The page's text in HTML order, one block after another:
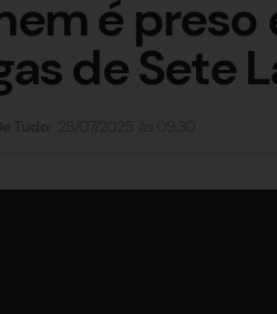
é
de Sete